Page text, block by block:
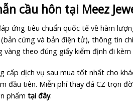
cầu hôn tại Meez
ứng tiêu chuẩn quốc tế về hàm
cứng và bản điện tử), thông tin
theo đúng giấy kiểm định đi kèm
cấp dịch vụ sau mua tốt nhất cho
đầu tiên. Miễn phí thay đá CZ trọn
phẩm tại đây.